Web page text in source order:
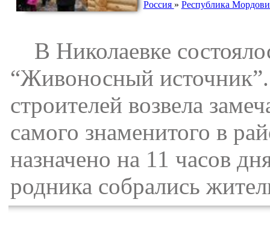
Россия » Республика
В Николаевке
“Живоносный источник”.
строителей возвела
самого знаменитого в
назначено на 11 часов
родника собрались